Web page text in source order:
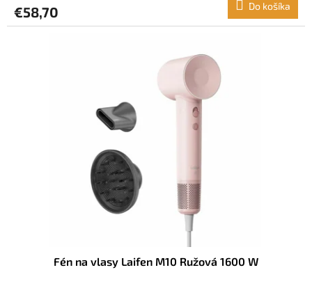
€58,70 Do košíka
Fén na vlasy Laifen M10 Ružová 1600 W